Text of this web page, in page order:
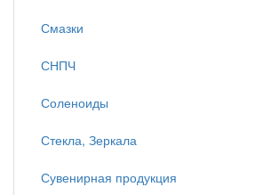
Смазки
СНПЧ
Соленоиды
Стекла, Зеркала
Сувенирная продукция